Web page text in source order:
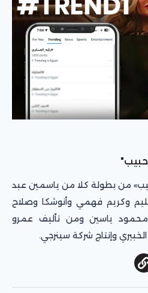
من بطولة كلا من ياسمين عبد
وكريم فهمي وأنوشكا وصلاح
ياسين ومن تأليف عمرو
وإنتاج شركة سينرجي.